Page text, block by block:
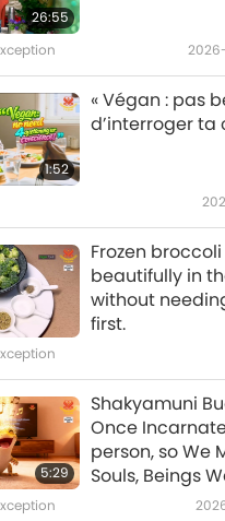
15:33
COP-24 :
14:49
Le Dr Jaiphet
biologique et
pour la santé
15:46
la conception
bâtiments
Malaisie, partie
26:55
1:52
« Végan : pas
d’interroger ta
Frozen
beautifully in
without
first.
5:29
Shakyamuni
Once
person, so We
Souls, Beings